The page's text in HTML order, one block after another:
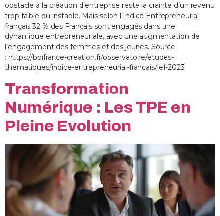
obstacle à la création d’entreprise reste la crainte d’un revenu
trop faible ou instable. Mais selon l’Indice Entrepreneurial
français 32 % des Français sont engagés dans une
dynamique entrepreneuriale, avec une augmentation de
l’engagement des femmes et des jeunes. Source
: https://bpifrance-creation.fr/observatoire/etudes-
thematiques/indice-entrepreneurial-francais/ief-2023
Transformation
Numérique : Les TPE en
Pleine Evolution